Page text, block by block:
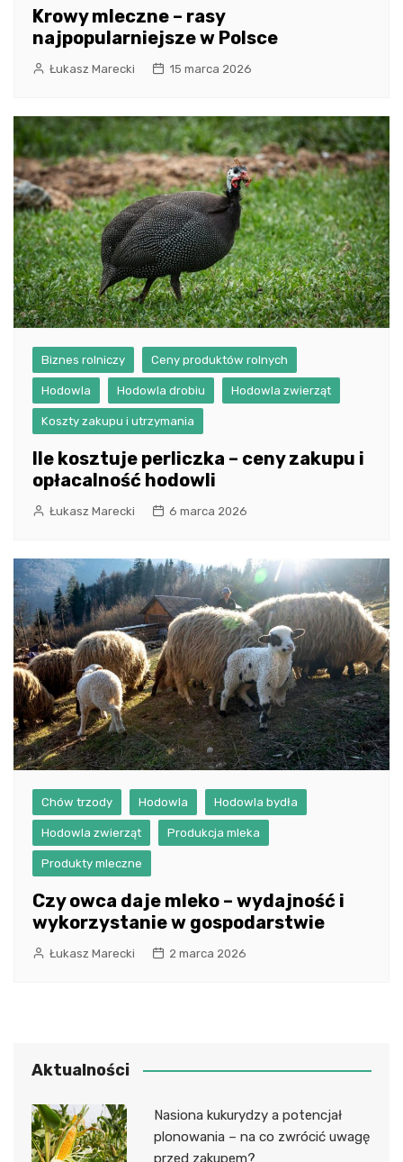
Krowy mleczne – rasy
najpopularniejsze w Polsce
Łukasz Marecki 15 marca 2026
Biznes rolniczy Ceny produktów rolnych
Hodowla Hodowla drobiu Hodowla zwierząt
Koszty zakupu i utrzymania
Ile kosztuje perliczka – ceny zakupu i
opłacalność hodowli
Łukasz Marecki 6 marca 2026
Chów trzody Hodowla Hodowla bydła
Hodowla zwierząt Produkcja mleka
Produkty mleczne
Czy owca daje mleko – wydajność i
wykorzystanie w gospodarstwie
Łukasz Marecki 2 marca 2026
Aktualności
Nasiona kukurydzy a potencjał
plonowania – na co zwrócić uwagę
przed zakupem?